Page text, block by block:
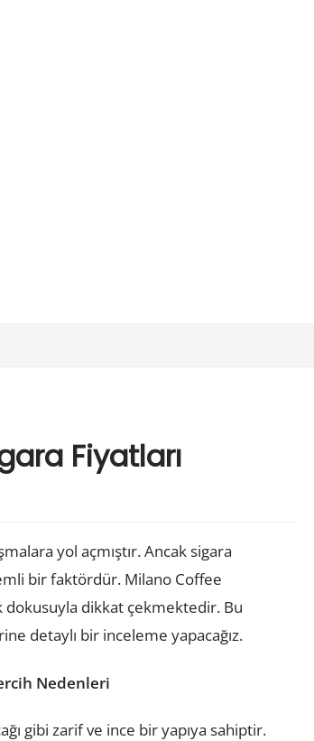
Fiyatları
yol açmıştır. Ancak sigara
bir faktördür. Milano Coffee
dokusuyla dikkat çekmektedir. Bu
detaylı bir inceleme yapacağız.
Nedenleri
gibi zarif ve ince bir yapıya sahiptir.